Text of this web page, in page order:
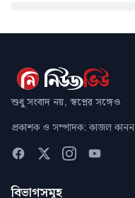
শুধু সংবাদ নয়, স্বপ্নের সঙ্গেও
প্রকাশক ও সম্পাদক: কাজল কানন
বিভাগসমূহ